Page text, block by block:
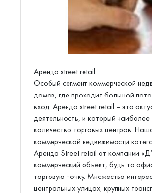
Аренда street retail
Особый сегмент коммерческой
домов, где проходит большой
вход. Аренда street retail – это
деятельность, и который
количество торговых центров.
коммерческой недвижимости
Аренда Street retail от компании
коммерческий объект, будь то
торговую точку. Множество
центральных улицах, крупных